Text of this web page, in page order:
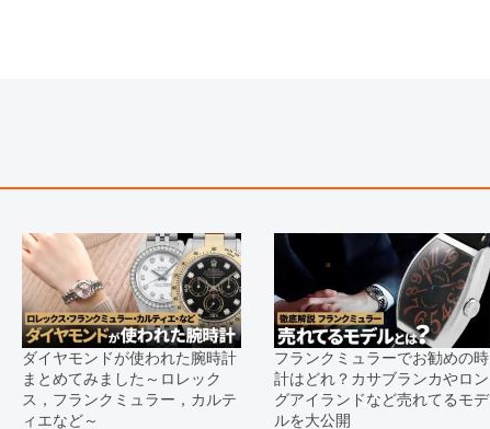
ダイヤモンドが使われた腕時計
まとめてみました～ロレック
ス，フランクミュラー，カルテ
ィエなど～
フランクミュラーでお勧めの時
計はどれ？カサブランカやロン
グアイランドなど売れてるモデ
ルを大公開